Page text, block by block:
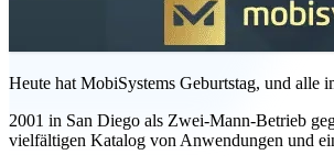
Heute hat MobiSystems Geburtstag, und alle
2001 in San Diego als Zwei-Mann-Betrieb
vielfältigen Katalog von Anwendungen und